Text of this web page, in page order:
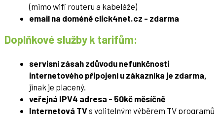
(mimo wifi routeru a kabeláže)
email na doméně click4net.cz - zdarma
Doplňkové služby k tarifům:
servisní zásah zdůvodu nefunkčnosti
internetového připojení u zákazníka je zdarma,
jinak je placený.
veřejná IPV4 adresa - 50kč měsíčně
Internetová TVs volitelným výběrem TV programů